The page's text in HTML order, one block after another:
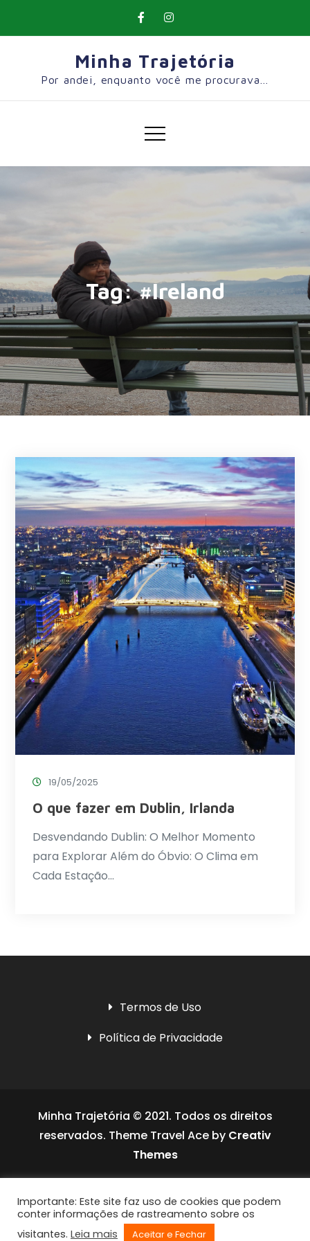
Minha Trajetória
Por andei, enquanto você me procurava…
Tag:#Ireland
19/05/2025
O que fazer em Dublin, Irlanda
Desvendando Dublin: O Melhor Momento
para Explorar Além do Óbvio: O Clima em
Cada Estação…
Termos de Uso
Política de Privacidade
Minha Trajetória © 2021. Todos os direitos
reservados. Theme Travel Ace by Creativ
Themes
Importante: Este site faz uso de cookies que podem
conter informações de rastreamento sobre os
visitantes. Leia mais Aceitar e Fechar
UltimatelySocial